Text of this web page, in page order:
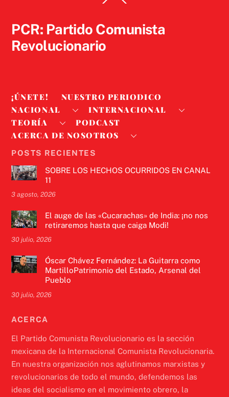
To
PCR: Partido Comunista
Revolucionario
¡ÚNETE!
NUESTRO PERIODICO
NACIONAL
INTERNACIONAL
TEORÍA
PODCAST
ACERCA DE NOSOTROS
POSTS RECIENTES
SOBRE LOS HECHOS OCURRIDOS EN CANAL
11
3 agosto, 2026
El auge de las «Cucarachas» de India: ¡no nos
retiraremos hasta que caiga Modi!
30 julio, 2026
Óscar Chávez Fernández: La Guitarra como
MartilloPatrimonio del Estado, Arsenal del
Pueblo
30 julio, 2026
ACERCA
El Partido Comunista Revolucionario es la sección
mexicana de la Internacional Comunista Revolucionaria.
En nuestra organización nos aglutinamos marxistas y
revolucionarios de todo el mundo, defendemos las
ideas del socialismo en el movimiento obrero, la